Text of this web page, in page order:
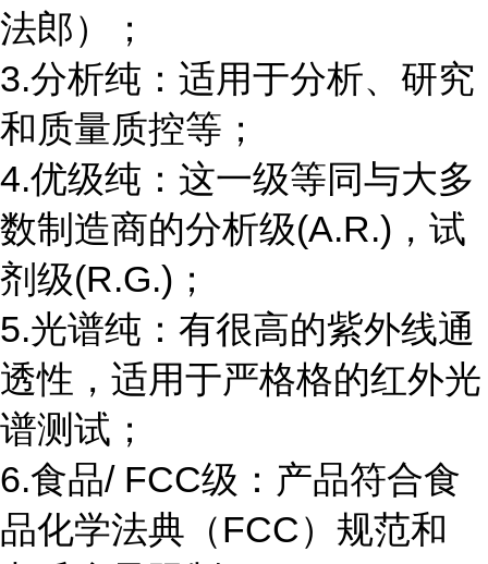
法郎）；
3.分析纯：适用于分析、研究
和质量质控等；
4.优级纯：这一级等同与大多
数制造商的分析级(A.R.)，试
剂级(R.G.)；
5.光谱纯：有很高的紫外线通
透性，适用于严格格的红外光
谱测试；
6.食品/ FCC级：产品符合食
品化学法典（FCC）规范和